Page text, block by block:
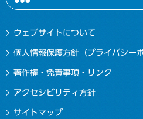
ウェブサイトについて
個人情報保護方針（プライバシー
著作権・免責事項・リンク
アクセシビリティ方針
サイトマップ